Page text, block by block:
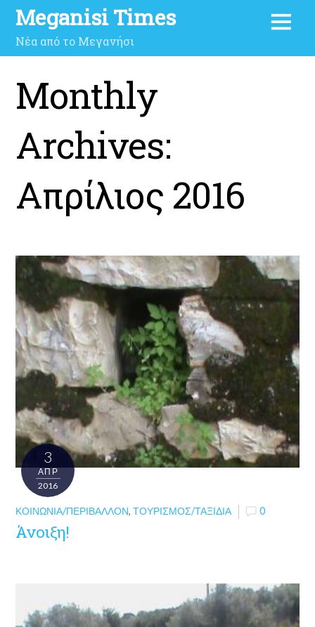
Meganisi Times
Νέα από το Μεγανήσι
Monthly
Archives:
Απρίλιος 2016
3
ΑΠΡ
2016
ΚΟΙΝΩΝΊΑ/ΠΕΡΙΒΆΛΛΟΝ,ΤΟΥΡΙΣΜΌΣ/ΤΑΞΊΔΙΑ 0
Άνοιξη!